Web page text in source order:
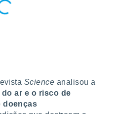
Science analisou a
ar e o risco de
doenças